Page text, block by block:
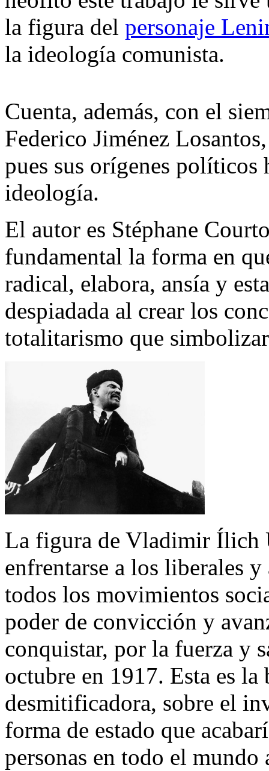
la figura del personaje
la ideología comunista.
Cuenta, además, con el
Federico Jiménez
pues sus orígenes políticos
ideología.
El autor es Stéphane
fundamental la forma en
radical, elabora, ansía y
despiadada al crear los
totalitarismo que
La figura de Vladimir Ílich
enfrentarse a los liberales
todos los movimientos
poder de convicción y
conquistar, por la fuerza y
octubre en 1917. Esta es
desmitificadora, sobre el
forma de estado que
personas en todo el